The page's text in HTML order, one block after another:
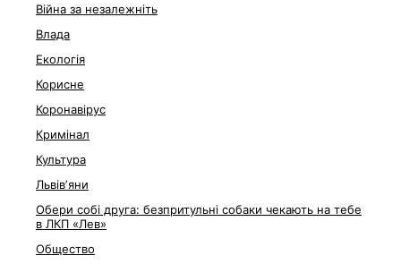
Війна за незалежніть
Влада
Екологія
Корисне
Коронавірус
Кримінал
Культура
Львівʼяни
Обери собі друга: безпритульні собаки чекають на тебе
в ЛКП «Лев»
Общество